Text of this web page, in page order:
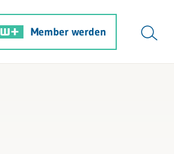
Member werden